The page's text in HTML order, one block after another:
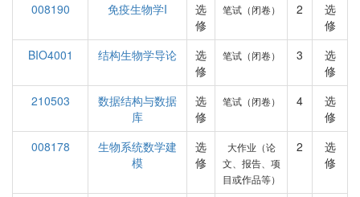
008190
免疫生物学I
选
修
笔试（闭卷） 2
选
修
BIO4001
结构生物学导论
选
修
笔试（闭卷） 3
选
修
210503
数据结构与数据
库
选
修
笔试（闭卷） 4
选
修
008178
生物系统数学建
模
选
修
大作业（论
文、报告、项
目或作品等）
2
选
修